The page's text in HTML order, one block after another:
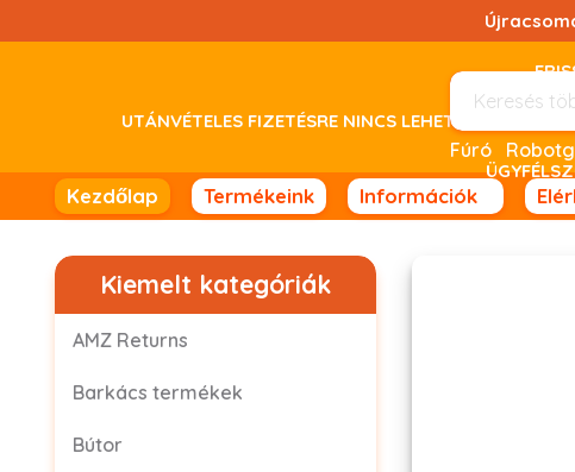
a
UTÁNVÉTELES FIZETÉSRE NINCS LEHETŐSÉG!
Fúró
Kezdőlap Termékeink Információk
Kiemelt kategóriák
AMZ Returns
Barkács termékek
Bútor